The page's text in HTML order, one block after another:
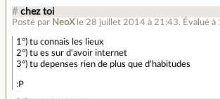
# chez toi
Posté par NeoX le 28 juillet 2014 à 21:43. Évalué à
1°) tu connais les lieux
2°) tu es sur d'avoir internet
3°) tu depenses rien de plus que d'habitudes
:P